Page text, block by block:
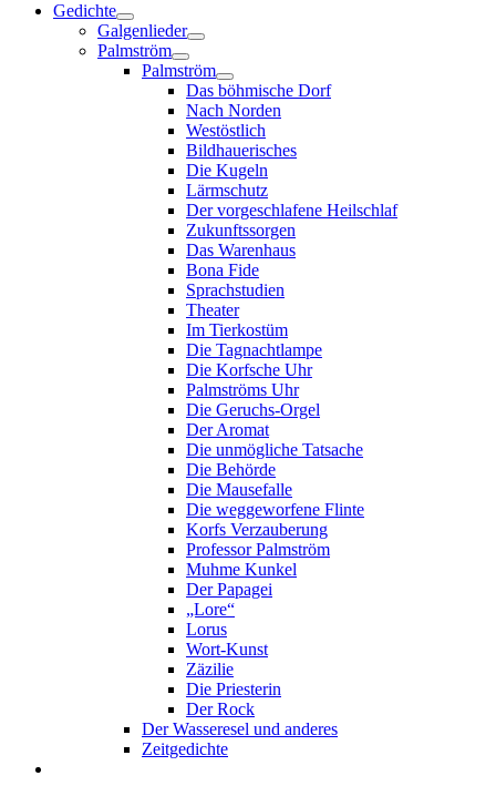
Gedichte
Galgenlieder
Palmström
Palmström
Das böhmische Dorf
Nach Norden
Westöstlich
Bildhauerisches
Die Kugeln
Lärmschutz
Der vorgeschlafene Heilschlaf
Zukunftssorgen
Das Warenhaus
Bona Fide
Sprachstudien
Theater
Im Tierkostüm
Die Tagnachtlampe
Die Korfsche Uhr
Palmströms Uhr
Die Geruchs-Orgel
Der Aromat
Die unmögliche Tatsache
Die Behörde
Die Mausefalle
Die weggeworfene Flinte
Korfs Verzauberung
Professor Palmström
Muhme Kunkel
Der Papagei
„Lore“
Lorus
Wort-Kunst
Zäzilie
Die Priesterin
Der Rock
Der Wasseresel und anderes
Zeitgedichte